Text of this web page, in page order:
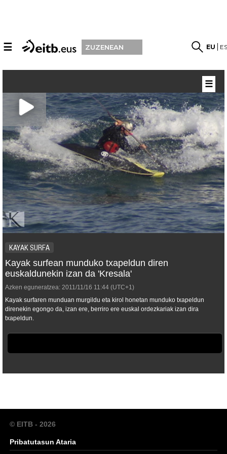
☰ ZUZENEAN EU
KAYAK SURFA
Kayak surfean munduko txapeldun diren
euskaldunekin izan da 'Kresala'
Azken eguneratzea: 2011/11/16 11:44 (UTC+1)
Kayak surfaren munduan murgildu eta kirol honetan munduko txapeldun
direnekin egongo da, izan ere, berriro ere euskal ordezkariak izan dira
txapeldun.
☰
© EITB - 2026
Pribatutasun Ataria